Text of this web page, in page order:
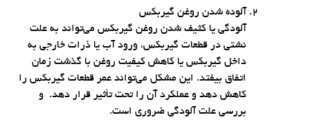
آلوده شدن روغن گیربکس
آلودگی یا کثیف شدن روغن گیربکس می‌تواند به علت
نشتی در قطعات گیربکس، ورود آب یا ذرات خارجی به
داخل گیربکس یا کاهش کیفیت روغن با گذشت زمان
اتفاق بیفتد. این مشکل می‌تواند عمر قطعات گیربکس را
کاهش دهد و عملکرد آن را تحت تأثیر قرار دهد. و
بررسی علت آلودگی ضروری است.